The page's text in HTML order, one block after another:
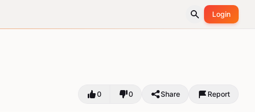
Login
0 0 Share Report